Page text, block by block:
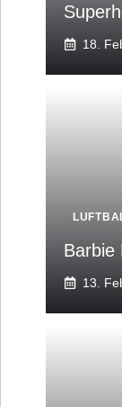
18.
Barbie
13.